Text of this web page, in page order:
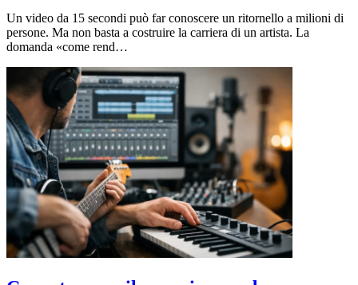
Un video da 15 secondi può far conoscere un ritornello a milioni di
persone. Ma non basta a costruire la carriera di un artista. La
domanda «come rend…